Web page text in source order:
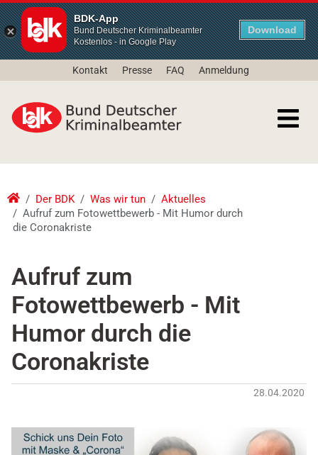
BDK-App
Bund Deutscher Kriminalbeamter
Kostenlos - in Google Play
Download
Kontakt Presse FAQ Anmeldung
Der BDK Was wir tun
Aktuelles
Aufruf zum Fotowettbewerb - Mit Humor durch
die Coronakriste
Aufruf zum
Fotowettbewerb - Mit
Humor durch die
Coronakriste
28.04.2020